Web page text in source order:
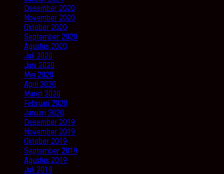
Desember 2020
November 2020
Oktober 2020
September 2020
Agustus 2020
Juli 2020
Juni 2020
Mei 2020
April 2020
Maret 2020
Februari 2020
Januari 2020
Desember 2019
November 2019
Oktober 2019
September 2019
Agustus 2019
Juli 2019